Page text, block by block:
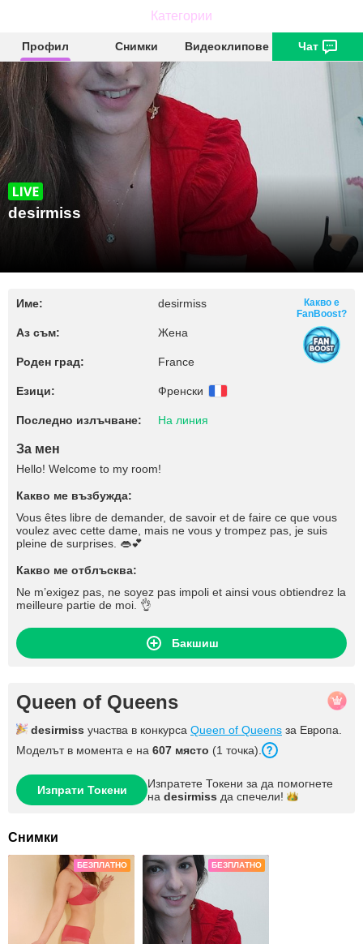
desirmiss
Профил Снимки Видеоклипове Чат
desirmiss
Име: desirmiss
Аз съм: Жена
Роден град: France
Езици: Френски
Последно излъчване: На линия
Какво е
FanBoost?
За мен
Hello! Welcome to my room!
Какво ме възбужда:
Vous êtes libre de demander, de savoir et de faire ce que vous
voulez avec cette dame, mais ne vous y trompez pas, je suis
pleine de surprises. 👄💕
Какво ме отблъсква:
Ne m’exigez pas, ne soyez pas impoli et ainsi vous obtiendrez la
meilleure partie de moi. 👌
Бакшиш
Queen of Queens
desirmiss участва в конкурса Queen of Queens за Европа.
Моделът в момента е на 607 място (1 точка).
Изпрати Токени
Изпратете Токени за да помогнете
на desirmiss да спечели!
Снимки
БЕЗПЛАТНО БЕЗПЛАТНО
Категории